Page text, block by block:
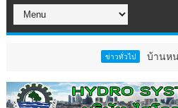
บ้านหนองสองห้อ